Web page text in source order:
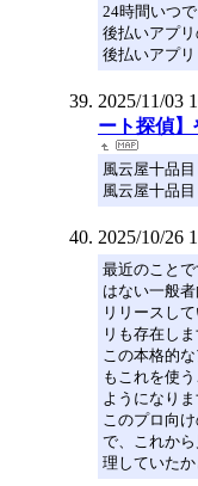
24時間いつ
後払いアプ
後払いアプリ
2025/11/03
ート探偵】
風云屋十品
風云屋十品
2025/10/26
最近のこと
はない一般
リリースし
リも存在しま
この本格的
もこれを使
ようになりま
このプロ向
で、これか
理していたか